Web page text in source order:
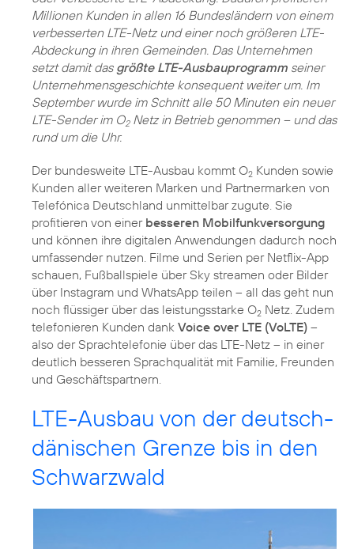
Millionen Kunden in allen 16 Bundesländern von einem
verbesserten LTE-Netz und einer noch größeren LTE-
Abdeckung in ihren Gemeinden. Das Unternehmen
setzt damit das größte LTE-Ausbauprogramm seiner
Unternehmensgeschichte konsequent weiter um. Im
September wurde im Schnitt alle 50 Minuten ein neuer
LTE-Sender im O2Netz in Betrieb genommen – und das
rund um die Uhr.
Der bundesweite LTE-Ausbau kommt O2 Kunden sowie
Kunden aller weiteren Marken und Partnermarken von
Telefónica Deutschland unmittelbar zugute. Sie
profitieren von einer besseren Mobilfunkversorgung
und können ihre digitalen Anwendungen dadurch noch
umfassender nutzen. Filme und Serien per Netflix-App
schauen, Fußballspiele über Sky streamen oder Bilder
über Instagram und WhatsApp teilen – all das geht nun
noch flüssiger über das leistungsstarke O2 Netz. Zudem
telefonieren Kunden dank Voice over LTE (VoLTE) –
also der Sprachtelefonie über das LTE-Netz – in einer
deutlich besseren Sprachqualität mit Familie, Freunden
und Geschäftspartnern.
LTE-Ausbau von der deutsch-
dänischen Grenze bis in den
Schwarzwald